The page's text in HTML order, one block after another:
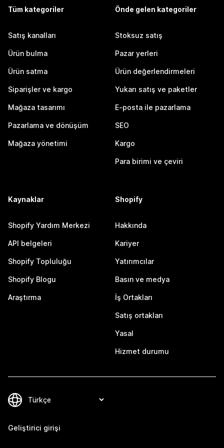
Tüm kategoriler
Satış kanalları
Ürün bulma
Ürün satma
Siparişler ve kargo
Mağaza tasarımı
Pazarlama ve dönüşüm
Mağaza yönetimi
Önde gelen kategoriler
Stoksuz satış
Pazar yerleri
Ürün değerlendirmeleri
Yukarı satış ve paketler
E-posta ile pazarlama
SEO
Kargo
Para birimi ve çeviri
Kaynaklar
Shopify Yardım Merkezi
API belgeleri
Shopify Topluluğu
Shopify Blogu
Araştırma
Shopify
Hakkında
Kariyer
Yatırımcılar
Basın ve medya
İş Ortakları
Satış ortakları
Yasal
Hizmet durumu
Geliştirici girişi